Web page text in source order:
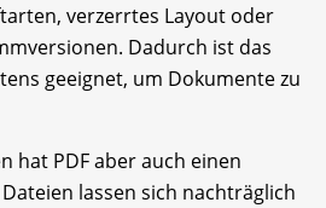
verzerrtes Layout oder
Dadurch ist das
geeignet, um Dokumente zu
hat PDF aber auch einen
lassen sich nachträglich